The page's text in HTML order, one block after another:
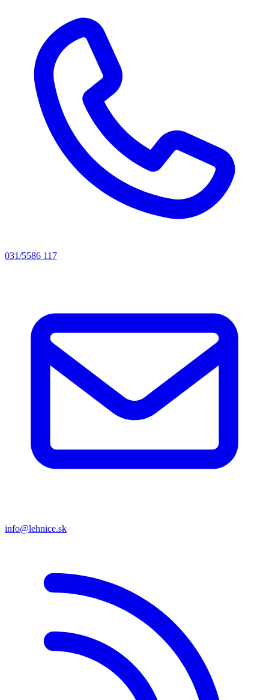
031/5586 117
info@lehnice.sk